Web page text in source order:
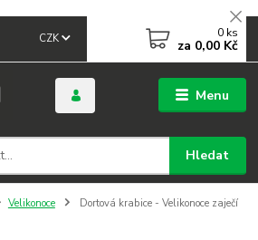
Menu
CZK
Hledat
0 ks
za 0,00 Kč
Velikonoce
Dortová krabice - Velikonoce zaječí